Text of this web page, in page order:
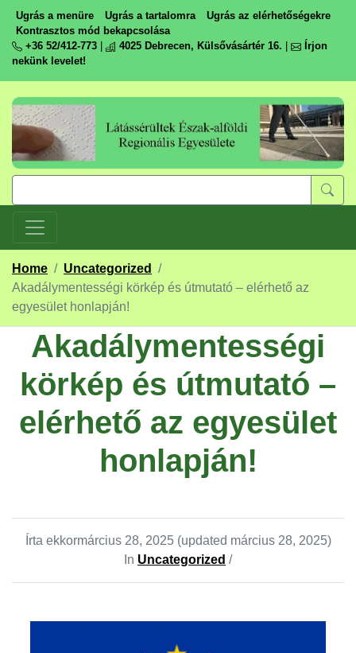
Ugrás a menüre Ugrás a tartalomra
Ugrás az elérhetőségekre
Kontrasztos mód bekapcsolása
+36 52/412-773
4025 Debrecen, Külsővásártér 16.
Írjon
nekünk levelet!
Home / Uncategorized
/
Akadálymentességi körkép és útmutató – elérhető az
egyesület honlapján!
Akadálymentességi
körkép és útmutató –
elérhető az egyesület
honlapján!
Írta ekkormárcius 28, 2025 (updated március 28, 2025)
In Uncategorized /